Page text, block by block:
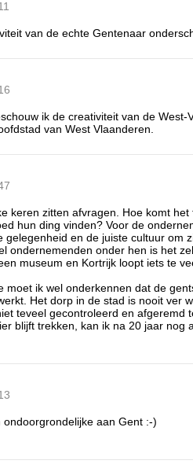
van de echte Gentenaar
ik de creativiteit van de West-
van West Vlaanderen.
keren zitten afvragen. Hoe komt het
hun ding vinden? Voor de
gelegenheid en de juiste cultuur om
ondernemenden onder hen is het
museum en Kortrijk loopt iets te
moet ik wel onderkennen dat de
Het dorp in de stad is nooit ver
teveel gecontroleerd en afgeremd
blijft trekken, kan ik na 20 jaar nog
aan Gent :-)